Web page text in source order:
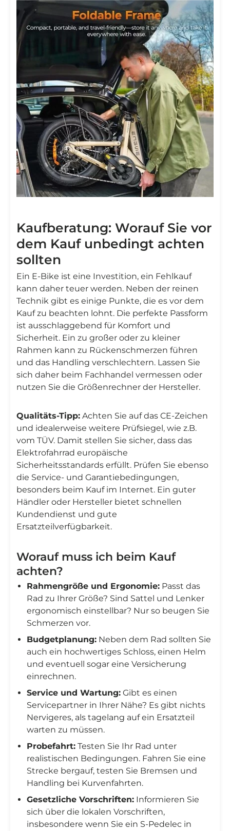
Kaufberatung: Worauf Sie vor
dem Kauf unbedingt achten
sollten
Ein E-Bike ist eine Investition, ein Fehlkauf
kann daher teuer werden. Neben der reinen
Technik gibt es einige Punkte, die es vor dem
Kauf zu beachten lohnt. Die perfekte Passform
ist ausschlaggebend für Komfort und
Sicherheit. Ein zu großer oder zu kleiner
Rahmen kann zu Rückenschmerzen führen
und das Handling verschlechtern. Lassen Sie
sich daher beim Fachhandel vermessen oder
nutzen Sie die Größenrechner der Hersteller.
Qualitäts-Tipp: Achten Sie auf das CE-Zeichen
und idealerweise weitere Prüfsiegel, wie z.B.
vom TÜV. Damit stellen Sie sicher, dass das
Elektrofahrrad europäische
Sicherheitsstandards erfüllt. Prüfen Sie ebenso
die Service- und Garantiebedingungen,
besonders beim Kauf im Internet. Ein guter
Händler oder Hersteller bietet schnellen
Kundendienst und gute
Ersatzteilverfügbarkeit.
Worauf muss ich beim Kauf
achten?
Rahmengröße und Ergonomie: Passt das
Rad zu Ihrer Größe? Sind Sattel und Lenker
ergonomisch einstellbar? Nur so beugen Sie
Schmerzen vor.
Budgetplanung: Neben dem Rad sollten Sie
auch ein hochwertiges Schloss, einen Helm
und eventuell sogar eine Versicherung
einrechnen.
Service und Wartung: Gibt es einen
Servicepartner in Ihrer Nähe? Es gibt nichts
Nervigeres, als tagelang auf ein Ersatzteil
warten zu müssen.
Probefahrt: Testen Sie Ihr Rad unter
realistischen Bedingungen. Fahren Sie eine
Strecke bergauf, testen Sie Bremsen und
Handling bei Kurvenfahrten.
Gesetzliche Vorschriften: Informieren Sie
sich über die lokalen Vorschriften,
insbesondere wenn Sie ein S-Pedelec in